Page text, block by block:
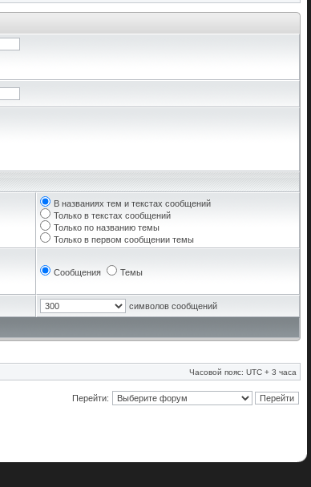
В названиях тем и текстах сообщений
Только в текстах сообщений
Только по названию темы
Только в первом сообщении темы
Сообщения Темы
символов сообщений
Часовой пояс: UTC + 3 часа
Перейти: